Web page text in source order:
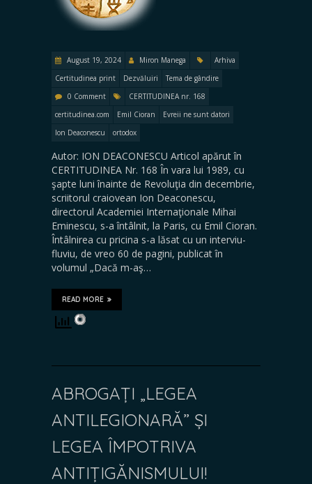
August 19, 2024 Miron Manega
Arhiva
Certitudinea print
Dezvăluiri
Tema de gândire
0 Comment
CERTITUDINEA nr. 168
certitudinea.com
Emil Cioran
Evreii ne sunt datori
Ion Deaconescu
ortodox
Autor: ION DEACONESCU Articol apărut în
CERTITUDINEA Nr. 168 În vara lui 1989, cu
şapte luni înainte de Revoluţia din decembrie,
scriitorul craiovean Ion Deaconescu,
directorul Academiei Internaţionale Mihai
Eminescu, s-a întâlnit, la Paris, cu Emil Cioran.
Întâlnirea cu pricina s-a lăsat cu un interviu-
fluviu, de vreo 60 de pagini, publicat în
volumul „Dacă m-aş…
READ MORE
ABROGAȚI „LEGEA
ANTILEGIONARĂ” ȘI
LEGEA ÎMPOTRIVA
ANTIȚIGĂNISMULUI!